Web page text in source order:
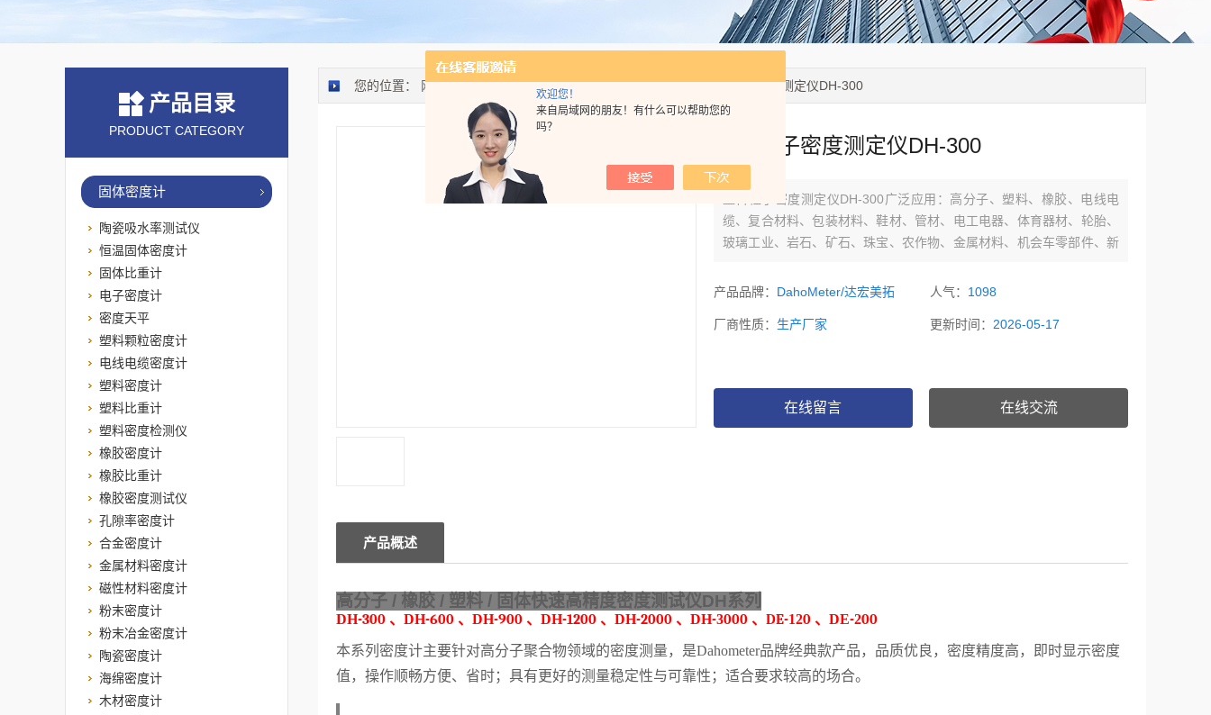
欢迎您！
来自局域网的朋友！有什么可以帮助您的
吗？
您的位置： 网站首页>产品中心>固体密度计>电子密度计> 塑料粒子密度测定仪DH-300
塑料粒子密度测定仪DH-300
塑料粒子密度测定仪DH-300广泛应用：高分子、塑料、橡胶、电线电
缆、复合材料、包装材料、鞋材、管材、电工电器、体育器材、轮胎、
玻璃工业、岩石、矿石、珠宝、农作物、金属材料、机会车零部件、新
产品品牌： DahoMeter/达宏美拓 人气： 1098
厂商性质： 生产厂家 更新时间： 2026-05-17
在线留言 在线交流
产品概述
高分子 / 橡胶 / 塑料 / 固体快速高精度密度测试仪DH系列
DH-300 、 DH-600 、 DH-900 、 DH-1200 、 DH-2000 、 DH-3000 、 DE-120 、 DE-200
本系列密度计主要针对高分子聚合物领域的密度测量， 是Dahometer品牌经典款产品，品质优良，密度精度高，即时显示密度
值， 操作顺畅方便、省时；具有更好的测量稳定性与可靠性 ； 适合要求较高的场合。
产品目录
PRODUCT CATEGORY
固体密度计
陶瓷吸水率测试仪
恒温固体密度计
固体比重计
电子密度计
密度天平
塑料颗粒密度计
电线电缆密度计
塑料密度计
塑料比重计
塑料密度检测仪
橡胶密度计
橡胶比重计
橡胶密度测试仪
孔隙率密度计
合金密度计
金属材料密度计
磁性材料密度计
粉末密度计
粉末冶金密度计
陶瓷密度计
海绵密度计
木材密度计